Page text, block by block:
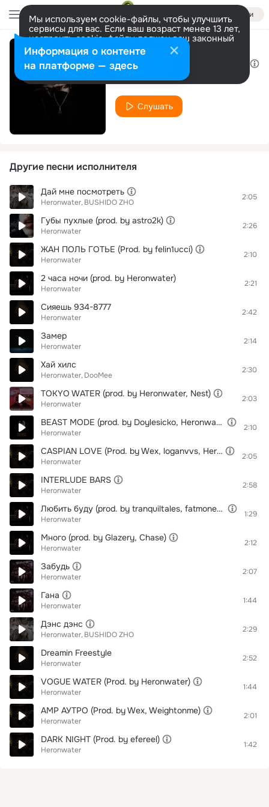
Войти
Мы используем cookie-файлы, чтобы улучшить
сервисы для вас. Если ваш возраст менее 13 лет,
настроить cookie-файлы должен ваш законный
представитель. Больше информации
Разрешить все Настроить
Heronwater
Слушать
Другие песни исполнителя
Дай мне посмотреть
Heronwater BUSHIDO ZHO
2:05
Губы пухлые (prod. by astro2k)
Heronwater
2:26
ЖАН ПОЛЬ ГОТЬЕ (Prod. by felin1ucci)
Heronwater
2:10
2 часа ночи (prod. by Heronwater)
Heronwater
2:21
Сияешь 934-8777
Heronwater
2:42
Замер
Heronwater
2:14
Хай хилс
Heronwater DooMee
2:30
TOKYO WATER (prod. by Heronwater, Nest)
Heronwater
2:03
BEAST MODE (prod. by Doylesicko, Heronwater, Wex, Greyrock)
Heronwater
2:10
CASPIAN LOVE (Prod. by Wex, loganvvs, Heronwater)
Heronwater
2:05
INTERLUDE BARS
Heronwater
2:58
Любить буду (prod. by tranquiltales, fatmoneyx, Gokudo)
Heronwater
1:29
Много (prod. by Glazery, Chase)
Heronwater
2:12
Забудь
Heronwater
2:07
Гана
Heronwater
1:44
Дэнс дэнс
Heronwater BUSHIDO ZHO
2:29
Dreamin Freestyle
Heronwater
2:52
VOGUE WATER (Prod. by Heronwater)
Heronwater
1:44
АМР АУТРО (Prod. by Wex, Weightonme)
Heronwater
2:01
DARK NIGHT (Prod. by efereel)
Heronwater
1:42
Информация о контенте
на платформе — здесь